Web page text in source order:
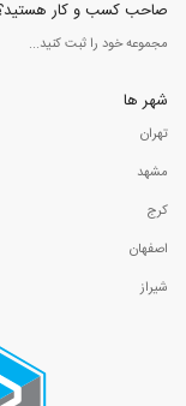
صاحب کسب و کار
مجموعه خود را ثبت کنید...
شهر ها
تهران
مشهد
کرج
اصفهان
شیراز